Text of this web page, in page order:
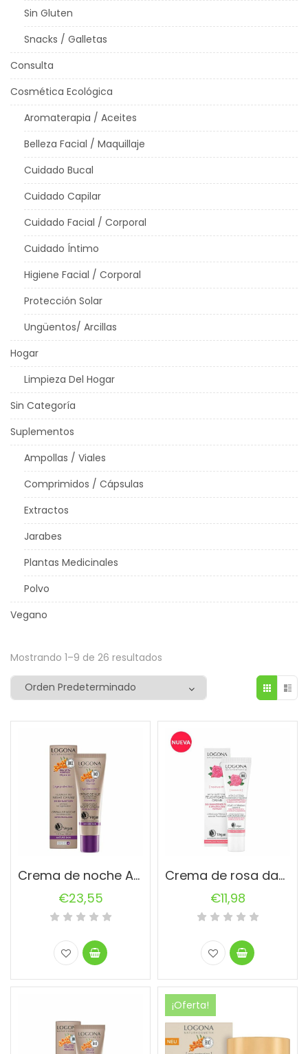
Sin Gluten
Snacks / Galletas
Consulta
Cosmética Ecológica
Aromaterapia / Aceites
Belleza Facial / Maquillaje
Cuidado Bucal
Cuidado Capilar
Cuidado Facial / Corporal
Cuidado Íntimo
Higiene Facial / Corporal
Protección Solar
Ungüentos/ Arcillas
Hogar
Limpieza Del Hogar
Sin Categoría
Suplementos
Ampollas / Viales
Comprimidos / Cápsulas
Extractos
Jarabes
Plantas Medicinales
Polvo
Vegano
Mostrando 1–9 de 26 resultados
Crema de noche Age Protection
€23,55
Crema de rosa damascena 30ml Logona
€11,98
¡Oferta!